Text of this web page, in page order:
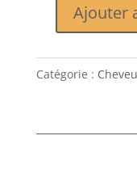
quantité
ml
Ajouter
Catégorie :